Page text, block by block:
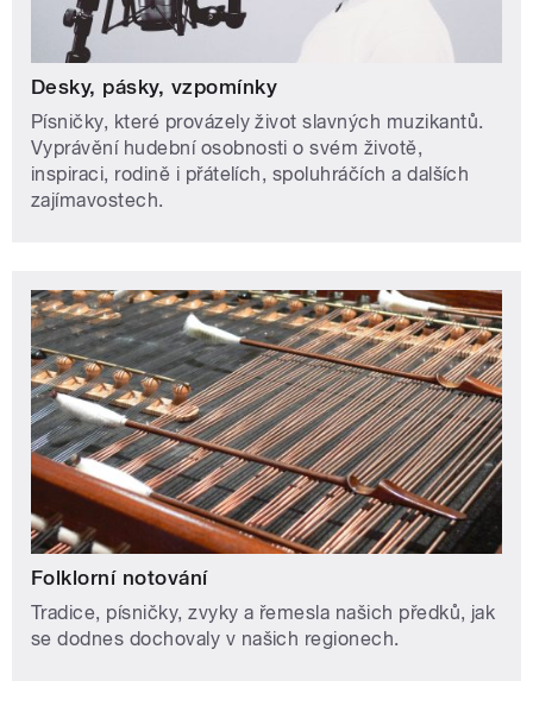
Desky, pásky, vzpomínky
Písničky, které provázely život slavných muzikantů.
Vyprávění hudební osobnosti o svém životě,
inspiraci, rodině i přátelích, spoluhráčích a dalších
zajímavostech.
Folklorní notování
Tradice, písničky, zvyky a řemesla našich předků, jak
se dodnes dochovaly v našich regionech.